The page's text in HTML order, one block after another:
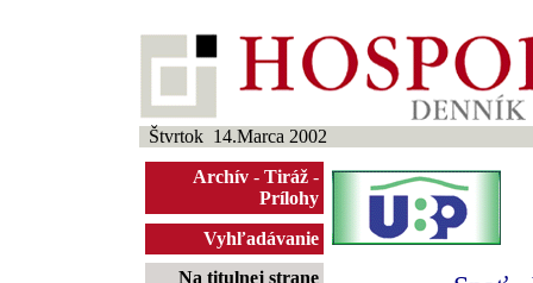
Štvrtok 14.Marca 2002
Archív - Tiráž -
Prílohy
Vyhľadávanie
Na titulnej strane